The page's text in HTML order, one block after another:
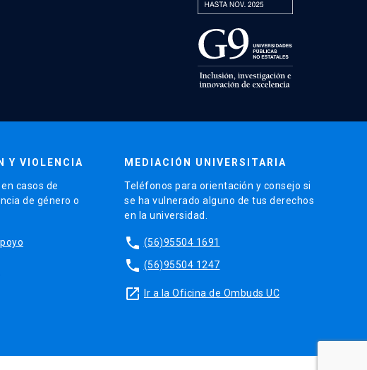
Y VIOLENCIA
casos de
de género o
MEDIACIÓN UNIVERSITARIA
Teléfonos para orientación y consejo si
se ha vulnerado alguno de tus derechos
en la universidad.
phone (56)95504 1691
phone (56)95504 1247
launch Ir a la Oficina de Ombuds UC